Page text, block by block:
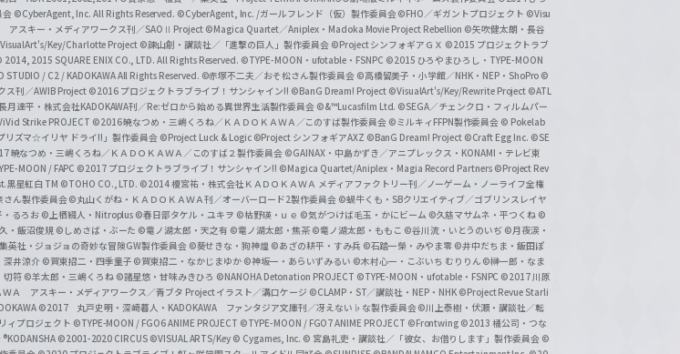
i
a
l
C
h
a
n
n
e
l
会 ©CyberAgent, Inc. All Rights Reserved. ©CyberAgent, Inc. /ガールフレンド（仮）製作委員会©FHO／ギガントプロジェクト ©Visu
アスキー・メディアワークス刊／SAOⅡ Project ©Magica Quartet／Aniplex・Madoka Movie Project Rebellion ©矢吹健太朗・長谷
Key/Charlotte Project ©諫山創・講談社／「進撃の巨人」製作委員会 ©Project シンフォギアＧＸ ©2015 プロジェクトラブ
2014, 2015 SQUARE ENIX CO., LTD. All Rights Reserved. ©TYPE-MOON・ufotable・FSNPC ©2015 ひろやまひろし・TYPE-MOON
/ C2 / KADOKAWA All Rights Reserved. ©赤塚不二夫／おそ松さん製作委員会 ©高橋留美子・小学館／NHK・NEP・ShoPro ©
ス刊／AWIB Project ©2016 プロジェクトラブライブ！サンシャイン!! ©BanG Dream! Project ©VisualArt's/Key/Rewrite Project ©ATL
月達平・株式会社KADOKAWA刊／Re:ゼロから始める異世界生活製作委員会 ©&™Lucasfilm Ltd. ©SEGA／チェンクロ・フィルムパー
Strike PROJECT ©2016 暁なつめ・三嶋くろね／ＫＡＤＯＫＡＷＡ／このすば製作委員会 ©ミルキィFFPN製作委員会 © Pokelab
リズマ☆イリヤ ドライ!!」製作委員会 ©Project Luck & Logic ©Project シンフォギアAXZ ©BanG Dream! Project ©Craft Egg Inc. ©SE
暁なつめ・三嶋くろね／ＫＡＤＯＫＡＷＡ／このすば２製作委員会 ©GAINAX・中島かずき／アニプレックス・KONAMI・テレビ東
MOON / FAPC ©2017 プロジェクトラブライブ！サンシャイン!! ©Magica Quartet/Aniplex・Magia Record Partners ©Project Rev
黒星紅白 TM ©TOHO CO., LTD. ©2014 榎宮祐・株式会社ＫＡＤＯＫＡＷＡ メディアファクトリー刊／ノーゲーム・ノーライフ全権
さん製作委員会©丸山くがね・ＫＡＤＯＫＡＷＡ刊／オーバーロード2製作委員会 ©蝸牛くも・SBクリエイティブ／ゴブリンスレイヤ
るろお ©上栖綴人・Nitroplus ©春日部タケル・ユキヲ ©枯野瑛・ｕｅ ©気がつけば毛玉・かにビーム ©久慈マサムネ・平つくね ©
・飯沼俊規 ©しめさば・ぶーた ©竜ノ湖太郎・天之有 ©竜ノ湖太郎・焦茶 ©竜ノ湖太郎・ももこ ©谷川流・いとうのいぢ ©月夜涙・
英社・ジョジョの奇妙な冒険GW製作委員会 ©葵せきな・狗神煌 ©あざの耕平・すみ兵 ©石踏一榮・みやま零 ©井中だちま・飯田ぽ
井涼介 ©賀東招二・四季童子 ©賀東招二・なかじまゆか ©神坂一・あらいずみるい ©木村心一・こぶいち むりりん ©榊一郎・なま
切符 ©羊太郎・三嶋くろね ©諸星悠・甘味みきひろ ©NANOHA Detonation PROJECT ©TYPE-MOON・ufotable・FSNPC ©2017 川原
Ａ アスキー・メディアワークス／青ブタ Project イラスト／溝口ケージ ©CLAMP・ST／講談社・NEP・NHK ©Project Revue Starli
©2017 丸戸史明・深崎暮人・KADOKAWA ファンタジア文庫刊／冴えない♭な製作委員会©川上泰樹・伏瀬・講談社／転
ィプロジェクト ©TYPE-MOON / FGO6 ANIME PROJECT ©TYPE-MOON / FGO7 ANIME PROJECT ©Frontwing ©2013 橘公司・つな
©2001-2020 CIRCUS ©VISUAL ARTS/Key © Cygames, Inc. © 宮島礼吏・講談社／「彼女、お借りします」製作委員会 ©